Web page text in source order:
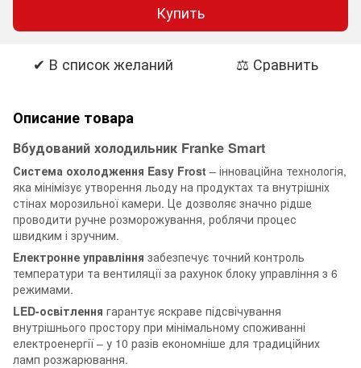
Купить
✔ В список желаний ⚖ Сравнить
Описание товара
Вбудований холодильник Franke Smart
Система охолодження Easy Frost – інноваційна технологія,
яка мінімізує утворення льоду на продуктах та внутрішніх
стінах морозильної камери. Це дозволяє значно рідше
проводити ручне розморожування, роблячи процес
швидким і зручним.
Електронне управління забезпечує точний контроль
температури та вентиляції за рахунок блоку управління з 6
режимами.
LED-освітлення гарантує яскраве підсвічування
внутрішнього простору при мінімальному споживанні
електроенергії – у 10 разів економніше для традиційних
ламп розжарювання.